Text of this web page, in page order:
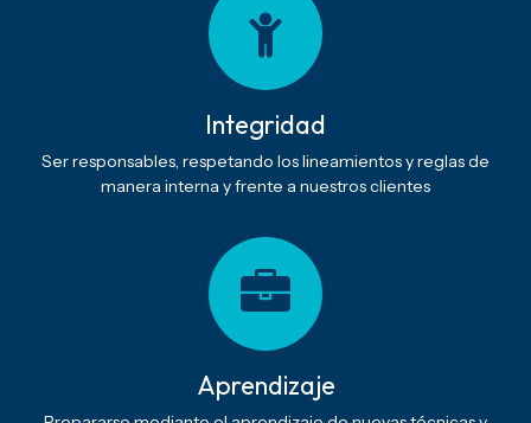
Integridad
Ser responsables, respetando los lineamientos y reglas de
manera interna y frente a nuestros clientes
Aprendizaje